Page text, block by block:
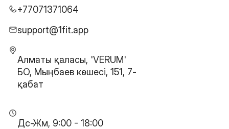
+77071371064
support@1fit.app
Алматы қаласы, 'VERUM'
БО, Мыңбаев көшесі, 151, 7-
қабат
Дс-Жм, 9:00 - 18:00